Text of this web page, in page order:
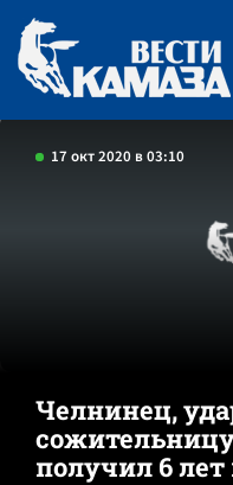
17 окт 2020 в 03:10
Челнинец,
получил 6